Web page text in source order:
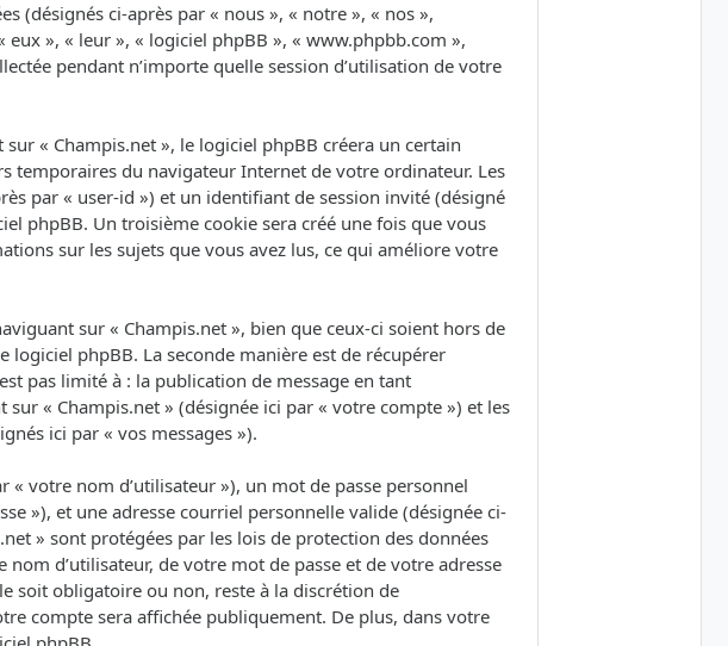
(désignés ci-après par « nous », « notre », « nos »,
», « leur », « logiciel phpBB », « www.phpbb.com »,
pendant n’importe quelle session d’utilisation de votre
« Champis.net », le logiciel phpBB créera un certain
temporaires du navigateur Internet de votre ordinateur. Les
par « user-id ») et un identifiant de session invité (désigné
phpBB. Un troisième cookie sera créé une fois que vous
sur les sujets que vous avez lus, ce qui améliore votre
sur « Champis.net », bien que ceux-ci soient hors de
phpBB. La seconde manière est de récupérer
pas limité à : la publication de message en tant
« Champis.net » (désignée ici par « votre compte ») et les
ici par « vos messages »).
votre nom d’utilisateur »), un mot de passe personnel
»), et une adresse courriel personnelle valide (désignée ci-
» sont protégées par les lois de protection des données
d’utilisateur, de votre mot de passe et de votre adresse
soit obligatoire ou non, reste à la discrétion de
compte sera affichée publiquement. De plus, dans votre